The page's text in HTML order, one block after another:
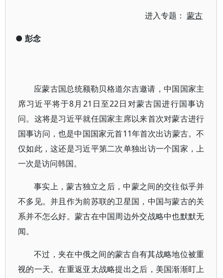
进入专题：蒙古
● 彭念
应蒙古国总统额勒贝格道尔吉邀请，中国国家主
席习近平将于8月21日至22日对蒙古国进行国事访
问。这将是习近平就任国家主席以来首次对蒙古进行
国事访问，也是中国国家元首11年首次出访蒙古。不
仅如此，这还是习近平第二次单独出访一个国家，上
一次是访问韩国。
事实上，蒙古独立之后，中蒙之间的交往似乎并
不多见。并且作为前苏联的卫星国，中国与蒙古的关
系并不怎么好。蒙古在中国周边外交战略中也默默无
闻。
不过，夹在中俄之间的蒙古自有其战略地位被重
视的一天。在重返亚太战略提出之后，美国渐渐盯上